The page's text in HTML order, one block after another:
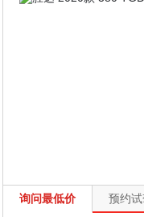
询问最低价 预约